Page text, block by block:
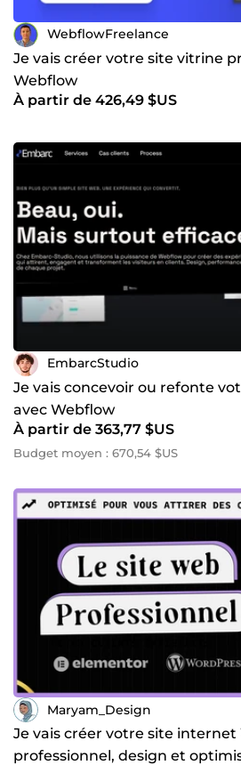
WebflowFreelance
Je vais créer votre site vitrine
Webflow
À partir de 426,49 $US
EmbarcStudio
Je vais concevoir ou refonte
avec Webflow
À partir de 363,77 $US
Budget moyen : 670,54 $US
Maryam_Design
Je vais créer votre site internet
professionnel, design et